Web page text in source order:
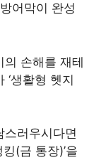
어막이 완성
의 손해를 재테
‘생활형 헷지
러우시다면
(금 통장)’을